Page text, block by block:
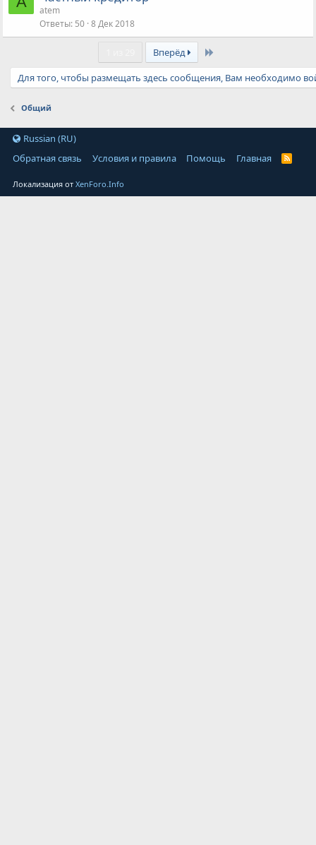
atem
Ответы 50 8 Дек 2018
Вперёд
Для того, чтобы размещать здесь сообщения, Вам необходимо
Общий
Russian (RU)
Обратная связь
Условия и правила Помощь Главная
Локализация отXenForo.Info